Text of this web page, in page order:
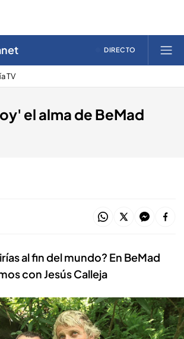
DIRECTO
TV
el alma de BeMad
al fin del mundo? En BeMad
con Jesús Calleja